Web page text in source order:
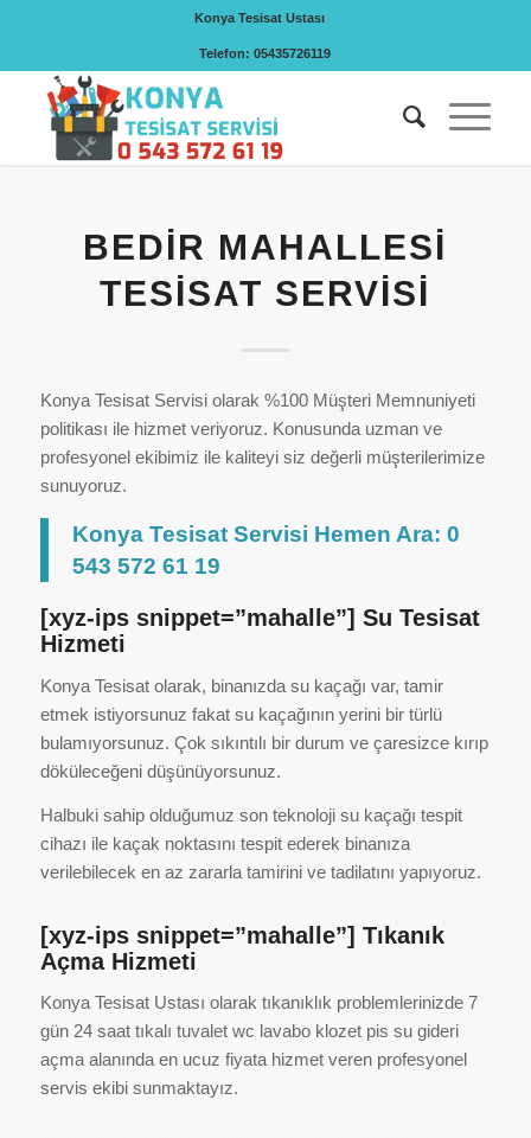
Konya Tesisat Ustası
Telefon: 05435726119
BEDIR MAHALLESI
TESISAT SERVISI
Konya Tesisat Servisi olarak %100 Müşteri Memnuniyeti
politikası ile hizmet veriyoruz. Konusunda uzman ve
profesyonel ekibimiz ile kaliteyi siz değerli müşterilerimize
sunuyoruz.
Konya Tesisat Servisi Hemen Ara: 0
543 572 61 19
[xyz-ips snippet=”mahalle”] Su Tesisat
Hizmeti
Konya Tesisat olarak, binanızda su kaçağı var, tamir
etmek istiyorsunuz fakat su kaçağının yerini bir türlü
bulamıyorsunuz. Çok sıkıntılı bir durum ve çaresizce kırıp
döküleceğeni düşünüyorsunuz.
Halbuki sahip olduğumuz son teknoloji su kaçağı tespit
cihazı ile kaçak noktasını tespit ederek binanıza
verilebilecek en az zararla tamirini ve tadilatını yapıyoruz.
[xyz-ips snippet=”mahalle”] Tıkanık
Açma Hizmeti
Konya Tesisat Ustası olarak tıkanıklık problemlerinizde 7
gün 24 saat tıkalı tuvalet wc lavabo klozet pis su gideri
açma alanında en ucuz fiyata hizmet veren profesyonel
servis ekibi sunmaktayız.